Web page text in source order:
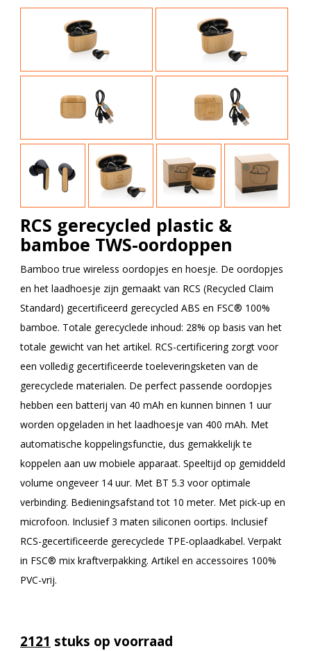
RCS gerecycled plastic &
bamboe TWS-oordoppen
Bamboo true wireless oordopjes en hoesje. De oordopjes
en het laadhoesje zijn gemaakt van RCS (Recycled Claim
Standard) gecertificeerd gerecycled ABS en FSC® 100%
bamboe. Totale gerecyclede inhoud: 28% op basis van het
totale gewicht van het artikel. RCS-certificering zorgt voor
een volledig gecertificeerde toeleveringsketen van de
gerecyclede materialen. De perfect passende oordopjes
hebben een batterij van 40 mAh en kunnen binnen 1 uur
worden opgeladen in het laadhoesje van 400 mAh. Met
automatische koppelingsfunctie, dus gemakkelijk te
koppelen aan uw mobiele apparaat. Speeltijd op gemiddeld
volume ongeveer 14 uur. Met BT 5.3 voor optimale
verbinding. Bedieningsafstand tot 10 meter. Met pick-up en
microfoon. Inclusief 3 maten siliconen oortips. Inclusief
RCS-gecertificeerde gerecyclede TPE-oplaadkabel. Verpakt
in FSC® mix kraftverpakking. Artikel en accessoires 100%
PVC-vrij.
2121 stuks op voorraad